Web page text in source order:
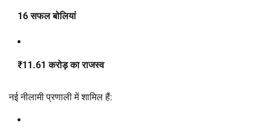
16 सफल बोलियां
₹11.61 करोड़ का राजस्व
नई नीलामी प्रणाली में शामिल हैं: